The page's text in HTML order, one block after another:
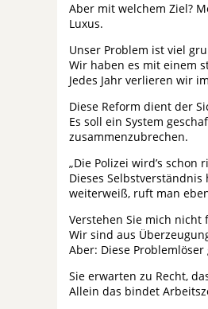
Aber mit welchem Ziel?
Luxus.
Unser Problem ist viel
Wir haben es mit einem
Jedes Jahr verlieren wir
Diese Reform dient der
Es soll ein System
zusammenzubrechen.
„Die Polizei wird’s schon
Dieses
weiterweiß, ruft man
Verstehen Sie mich nicht
Wir sind aus
Aber: Diese
Sie erwarten zu Recht,
Allein das bindet